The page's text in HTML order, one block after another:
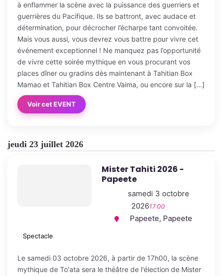
à enflammer la scène avec la puissance des guerriers et
guerrières du Pacifique. Ils se battront, avec audace et
détermination, pour décrocher l’écharpe tant convoitée.
Mais vous aussi, vous devrez vous battre pour vivre cet
événement exceptionnel ! Ne manquez pas l’opportunité
de vivre cette soirée mythique en vous procurant vos
places dîner ou gradins dès maintenant à Tahitian Box
Mamao et Tahitian Box Centre Vaima, ou encore sur la [...]
Voir cet EVENT
jeudi 23 juillet 2026
Mister Tahiti 2026 -
Papeete
samedi 3 octobre
202617:00
Papeete, Papeete
Spectacle
Le samedi 03 octobre 2026, à partir de 17h00, la scène
mythique de To'ata sera le théâtre de l'élection de Mister